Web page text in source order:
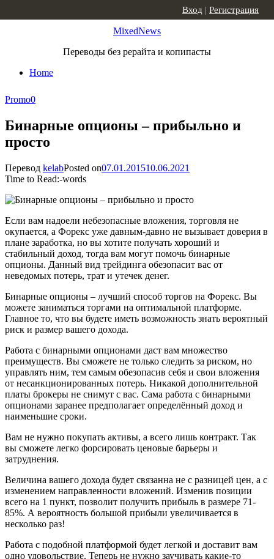
MixedNews
Переводы без рерайта и копипасты
Home
Вход | Регистрация
Promo0
Бинарные опционы – прибыльно и
просто
Перевод kelabPosted on07.01.201510.06.2021
Time to Read:-words
Если вам надоели небезопасные вложения, торговля не
окупается, а Форекс уже давным-давно не вызывает доверия в
плане заработка, но вы хотите получать хороший и
стабильный доход, тогда вам могут помочь бинарные
опционы. Данный вид трейдинга обезопасит вас от
неведомых потерь, трат и утечек денег.
Бинарные опционы – лучший способ торгов на Форекс. Вы
можете заниматься торгами на оптимальной платформе.
Главное то, что вы будете иметь возможность знать вероятный
риск и размер вашего дохода.
Работа с бинарными опционами даст вам множество
преимуществ. Вы сможете не только следить за риском, но
управлять ним, тем самым обезопасив себя и свои вложения
от несанкционированных потерь. Никакой дополнительной
платы брокеры не снимут с вас. Сама работа с бинарными
опционами заранее предполагает определённый доход и
наименьшие сроки.
Вам не нужно покупать активы, а всего лишь контракт. Так
вы сможете легко форсировать ценовые барьеры и
затруднения.
Величина вашего дохода будет связанна не с разницей цен, а с
изменением направленности вложений. Изменив позиции
всего на 1 пункт, позволит получить прибыль в размере 71-
85%. А вероятность большой прибыли увеличивается в
несколько раз!
Работа с подобной платформой будет легкой и доставит вам
одно удовольствие. Теперь не нужно заучивать какие-то